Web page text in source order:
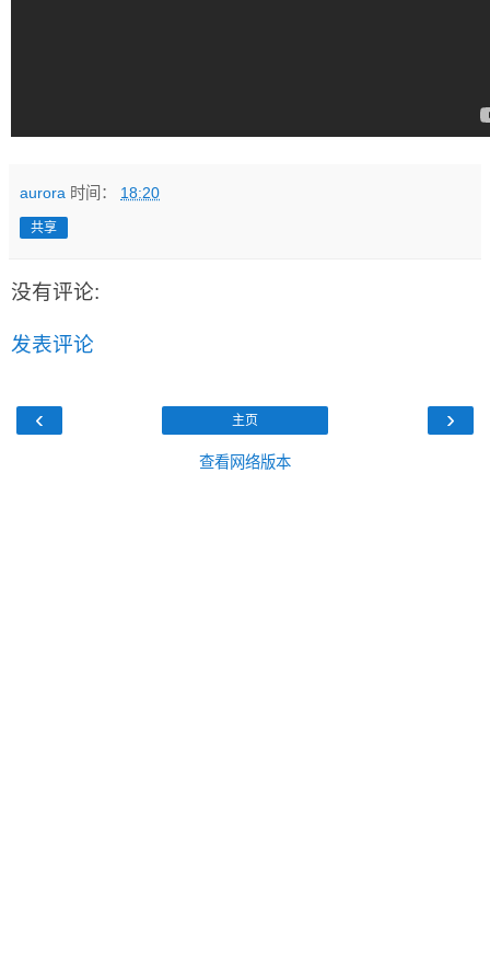
aurora 时间： 18:20
共享
没有评论:
发表评论
‹ ›
主页
查看网络版本